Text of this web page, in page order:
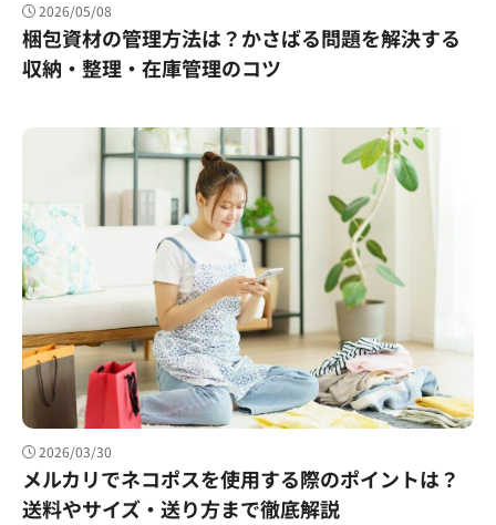
2026/05/08
梱包資材の管理方法は？かさばる問題を解決する
収納・整理・在庫管理のコツ
2026/03/30
メルカリでネコポスを使用する際のポイントは？
送料やサイズ・送り方まで徹底解説